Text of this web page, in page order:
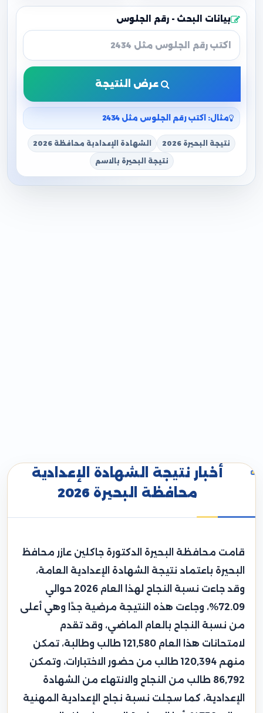
بيانات البحث - رقم الجلوس
عرض النتيجة
مثال: اكتب رقم الجلوس مثل 2434
نتيجة البحيرة 2026 الشهادة الإعدادية محافظة 2026
نتيجة البحيرة بالاسم
أخبار نتيجة الشهادة الإعدادية
محافظة البحيرة 2026
قامت محافظة البحيرة الدكتورة جاكلين عازر محافظ
البحيرة باعتماد نتيجة الشهادة الإعدادية العامة،
وقد جاءت نسبة النجاح لهذا العام 2026 حوالي
72.09%، وجاءت هذه النتيجة مرضية جدًا وهي أعلى
من نسبة النجاح بالعام الماضي، وقد تقدم
لامتحانات هذا العام 121,580 طالب وطالبة، تمكن
منهم 120,394 طالب من حضور الاختبارات، وتمكن
86,792 طالب من النجاح والانتهاء من الشهادة
الإعدادية، كما سجلت نسبة نجاح الإعدادية المهنية